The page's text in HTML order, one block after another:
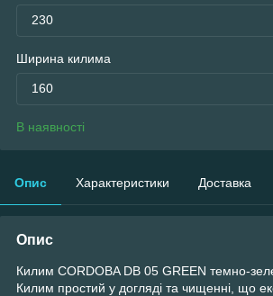
230
Ширина килима
160
В наявності
Опис Характеристики Доставка
Опис
Килим CORDOBA DB 05 GREEN темно-
Килим простий у догляді та чищенні, що